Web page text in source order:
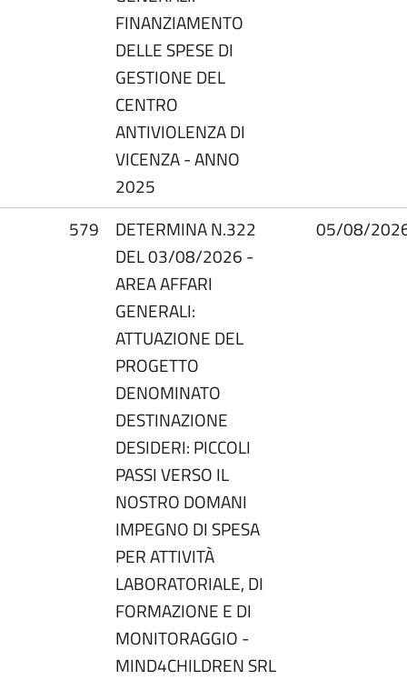
FINANZIAMENTO
DELLE SPESE DI
GESTIONE DEL
CENTRO
ANTIVIOLENZA DI
VICENZA - ANNO
2025
579
DETERMINA N.322
DEL 03/08/2026 -
AREA AFFARI
GENERALI:
ATTUAZIONE DEL
PROGETTO
DENOMINATO
DESTINAZIONE
DESIDERI: PICCOLI
PASSI VERSO IL
NOSTRO DOMANI
IMPEGNO DI SPESA
PER ATTIVITÀ
LABORATORIALE, DI
FORMAZIONE E DI
MONITORAGGIO -
MIND4CHILDREN SRL
05/08/